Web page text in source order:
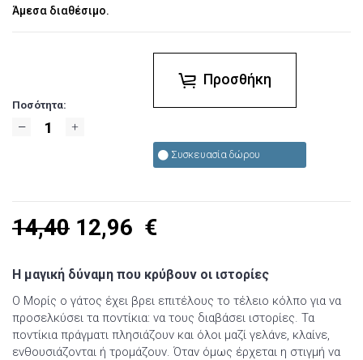
Άμεσα διαθέσιμο.
Ποσότητα:
Προσθήκη
Συσκευασία δώρου
14,40 12,96 €
Η μαγική δύναμη που κρύβουν οι ιστορίες
Ο Μορίς ο γάτος έχει βρει επιτέλους το τέλειο κόλπο για να
προσελκύσει τα ποντίκια: να τους διαβάσει ιστορίες. Τα
ποντίκια πράγματι πλησιάζουν και όλοι μαζί γελάνε, κλαίνε,
ενθουσιάζονται ή τρομάζουν. Όταν όμως έρχεται η στιγμή να